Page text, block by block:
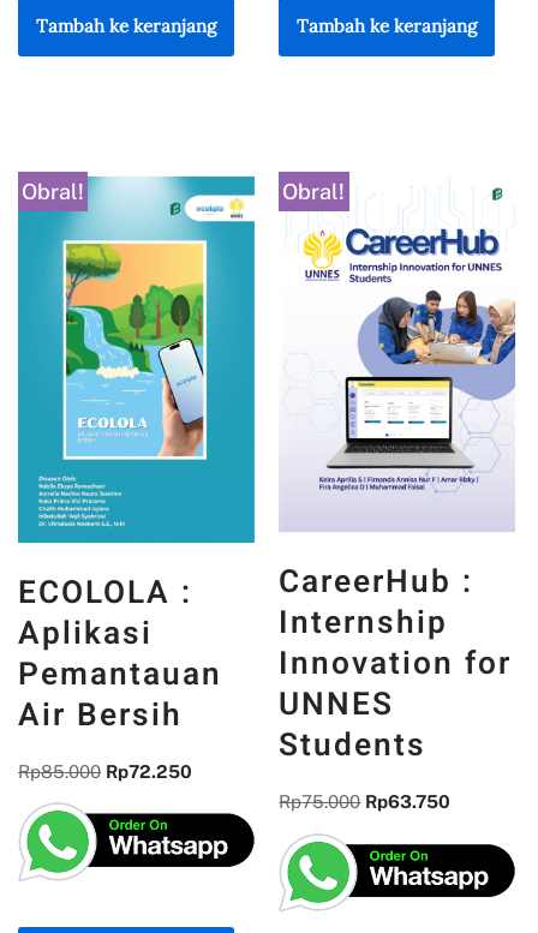
Tambah ke keranjang Tambah ke keranjang
Obral!
ECOLOLA :
Aplikasi
Pemantauan
Air Bersih
Rp85.000 Rp72.250
Obral!
CareerHub :
Internship
Innovation for
UNNES
Students
Rp75.000 Rp63.750